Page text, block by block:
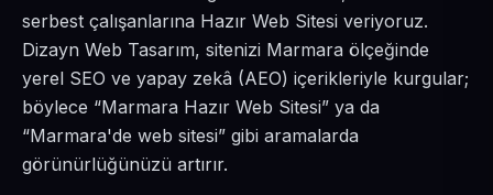
serbest çalışanlarına Hazır Web Sitesi veriyoruz.
Dizayn Web Tasarım, sitenizi Marmara ölçeğinde
yerel SEO ve yapay zekâ (AEO) içerikleriyle kurgular;
böylece “Marmara Hazır Web Sitesi” ya da
“Marmara'de web sitesi” gibi aramalarda
görünürlüğünüzü artırır.